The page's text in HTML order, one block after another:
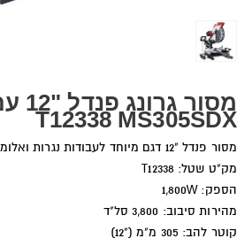
T12338 MS305SDX
מסור פנדל "12 דגם מיוחד לעבודות נגרות ואלומיניום בדיוק ונוחות מירבית
מק"ט שטל: T12338
הספק: 1,800W
מהירות סיבוב: 3,800 סל"ד
קוטר להב: 305 מ"מ ("12)